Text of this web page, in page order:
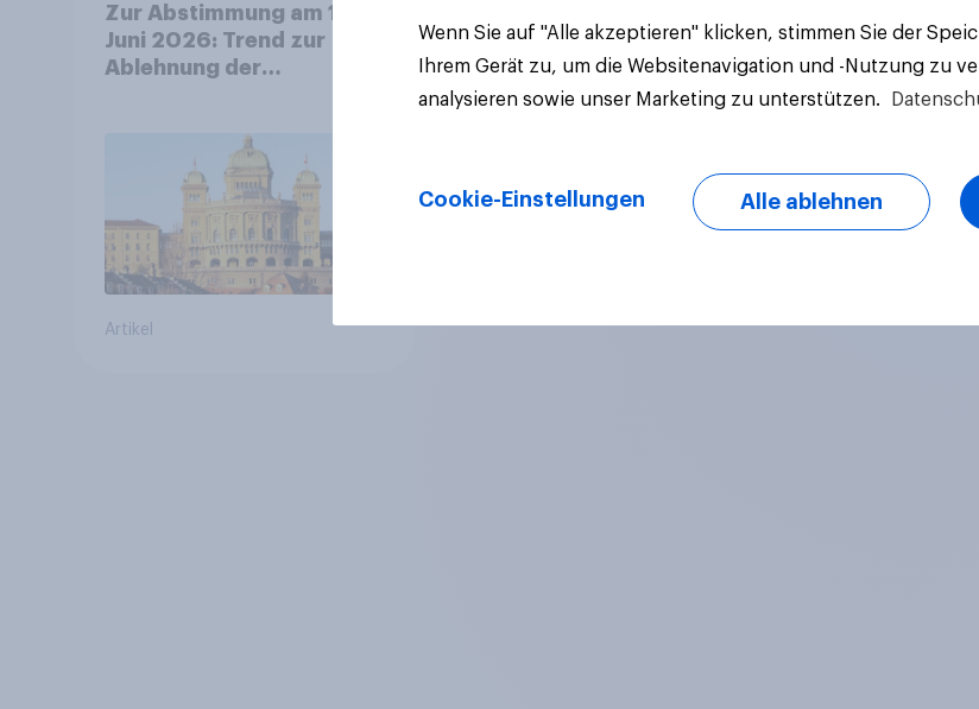
Zur Abstimmung am 14.
Juni 2026: Trend zur
Ablehnung der
für Annahme des
Zivildienstgesetz sinken
Artikel
Wenn Sie auf "Alle akzeptieren" klicken, stimmen Sie der
Ihrem Gerät zu, um die Websitenavigation und -Nutzung zu
analysieren sowie unser Marketing zu unterstützen.
Cookie-Einstellungen Alle ablehnen